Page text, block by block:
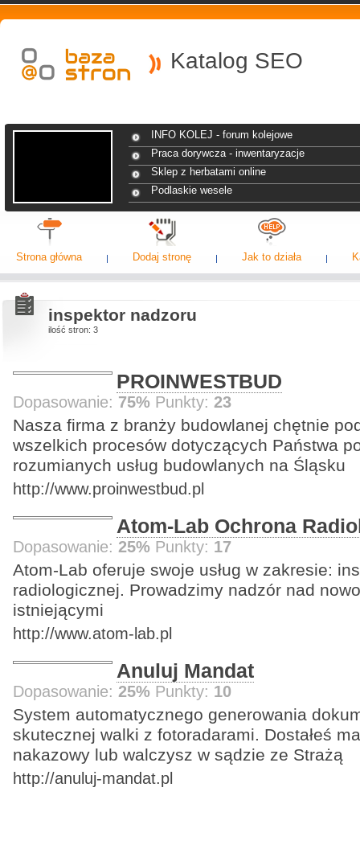
Katalog SEO
INFO KOLEJ - forum kolejowe
Praca dorywcza - inwentaryzacje
Sklep z herbatami online
Podlaskie wesele
Strona główna Dodaj stronę Jak to działa
inspektor nadzoru
ilość stron: 3
PROINWESTBUD
Dopasowanie: 75% Punkty: 23
Nasza firma z branży budowlanej chętnie
wszelkich procesów dotyczących Państwa
rozumianych usług budowlanych na Śląsku
http://www.proinwestbud.pl
Atom-Lab Ochrona
Dopasowanie: 25% Punkty: 17
Atom-Lab oferuje swoje usług w zakresie:
radiologicznej. Prowadzimy nadzór nad
istniejącymi
http://www.atom-lab.pl
Anuluj Mandat
Dopasowanie: 25% Punkty: 10
System automatycznego generowania
skutecznej walki z fotoradarami. Dostałeś
nakazowy lub walczysz w sądzie ze Strażą
http://anuluj-mandat.pl